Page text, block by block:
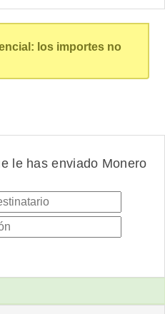
los importes no
le has enviado Monero